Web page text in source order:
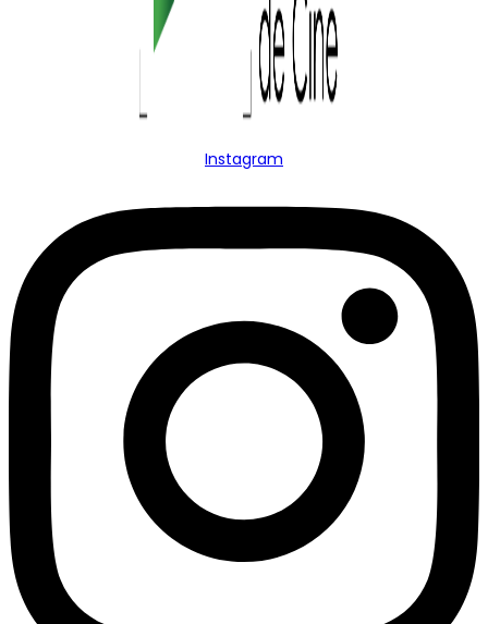
Instagram